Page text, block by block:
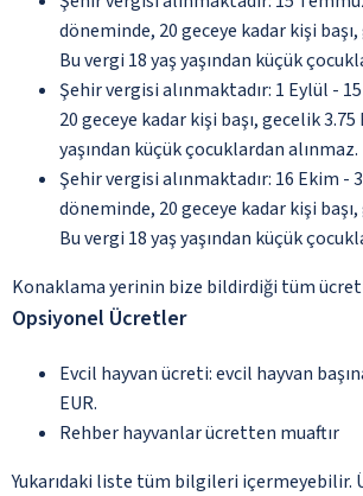
döneminde, 20 geceye kadar kişi başı,
Bu vergi 18 yaş yaşından küçük
Şehir vergisi alınmaktadır: 1 Eylül -
20 geceye kadar kişi başı, gecelik 3.75
yaşından küçük çocuklardan alınmaz.
Şehir vergisi alınmaktadır: 16 Ekim -
döneminde, 20 geceye kadar kişi başı,
Bu vergi 18 yaş yaşından küçük
Konaklama yerinin bize bildirdiği tüm
Opsiyonel Ücretler
Evcil hayvan ücreti: evcil hayvan
EUR.
Rehber hayvanlar ücretten muaftır
Yukarıdaki liste tüm bilgileri içermeyebilir.